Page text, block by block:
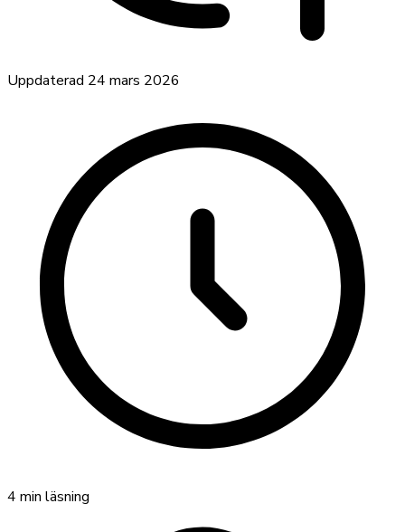
Uppdaterad 24 mars 2026
4 min läsning